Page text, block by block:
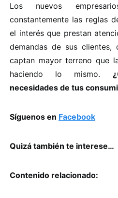
Los nuevos
constantemente las reglas
el interés que prestan
demandas de sus
captan mayor terreno que
haciendo lo mismo.
necesidades de tus
Síguenos en Facebook
Quizá también te interese…
Contenido relacionado: